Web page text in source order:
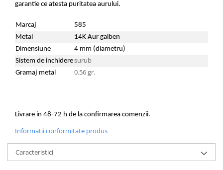
garantie ce atesta puritatea aurului.
Marcaj
585
Metal
14K Aur galben
Dimensiune
4 mm (diametru)
Sistem de inchideresurub
Gramaj metal 0.56 gr.
Livrare in 48-72 h de la confirmarea comenzii.
Informatii conformitate produs
Caracteristici